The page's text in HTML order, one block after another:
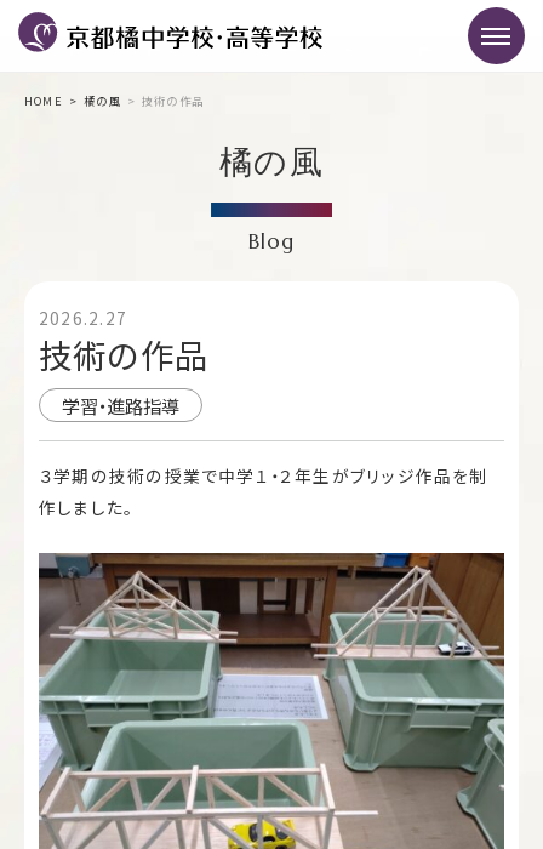
HOME 橘の風 技術の作品
橘の風
Blog
2026.2.27
技術の作品
学習・進路指導
３学期の技術の授業で中学１・２年生がブリッジ作品を制
作しました。